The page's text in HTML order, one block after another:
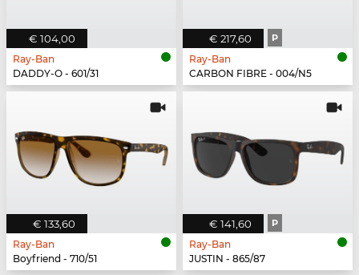
€ 104,00
Ray-Ban
DADDY-O - 601/31
€ 217,60 P
Ray-Ban
CARBON FIBRE - 004/N5
€ 133,60
Ray-Ban
Boyfriend - 710/51
€ 141,60 P
Ray-Ban
JUSTIN - 865/87